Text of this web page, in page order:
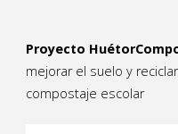
Proyecto
mejorar el suelo y
compostaje escolar